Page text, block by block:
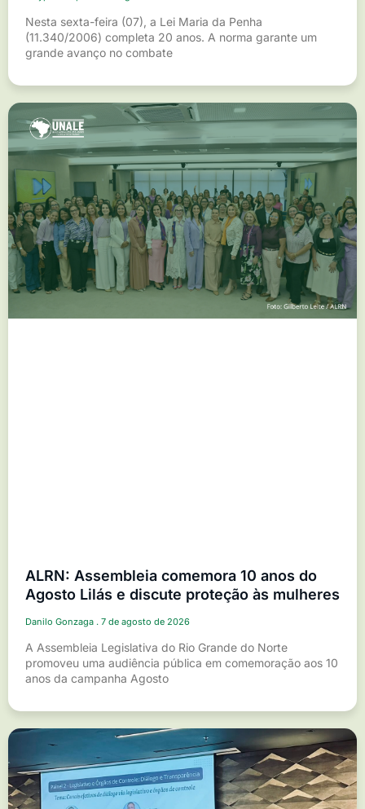
Nesta sexta-feira (07), a Lei Maria da Penha
(11.340/2006) completa 20 anos. A norma garante um
grande avanço no combate
ALRN: Assembleia comemora 10 anos do
Agosto Lilás e discute proteção às mulheres
Danilo Gonzaga 7 de agosto de 2026
A Assembleia Legislativa do Rio Grande do Norte
promoveu uma audiência pública em comemoração aos 10
anos da campanha Agosto